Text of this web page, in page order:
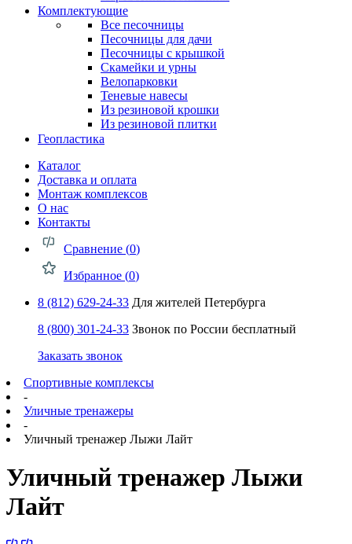
Комплектующие
Все песочницы
Песочницы для дачи
Песочницы с крышкой
Скамейки и урны
Велопарковки
Теневые навесы
Из резиновой крошки
Из резиновой плитки
Геопластика
Каталог
Доставка и оплата
Монтаж комплексов
О нас
Контакты
Сравнение (0)
Избранное (0)
8 (812) 629-24-33 Для жителей Петербурга
8 (800) 301-24-33 Звонок по России бесплатный
Заказать звонок
Спортивные комплексы
-
Уличные тренажеры
-
Уличный тренажер Лыжи Лайт
Уличный тренажер Лыжи
Лайт